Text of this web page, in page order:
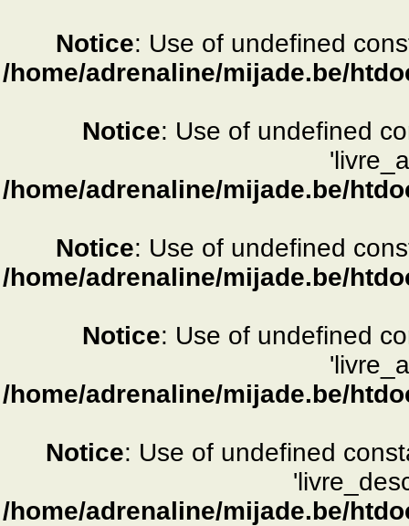
Notice: Use of undefined
/home/adrenaline/mijade.be/
Notice: Use of undefined
/home/adrenaline/mijade.be/
Notice: Use of undefined
/home/adrenaline/mijade.be/
Notice: Use of undefined
/home/adrenaline/mijade.be/
Notice: Use of undefined
/home/adrenaline/mijade.be/